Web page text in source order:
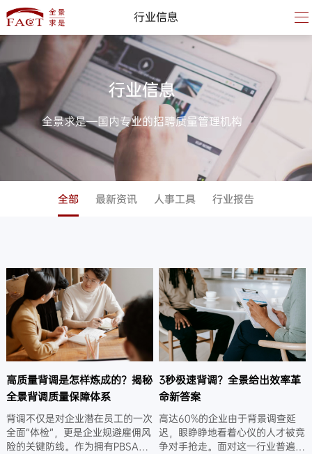
行业信息
行业信息
全景求是—国内专业的招聘质量管理机构
全部 最新资讯 人事工具 行业报告
高质量背调是怎样炼成的？揭秘
全景背调质量保障体系
背调不仅是对企业潜在员工的一次
全面“体检”，更是企业规避雇佣风
险的关键防线。作为拥有PBSA与
3秒极速背调？全景给出效率革
命新答案
高达60%的企业由于背景调查延
迟，眼睁睁地看着心仪的人才被竞
争对手抢走。面对这一行业普遍存